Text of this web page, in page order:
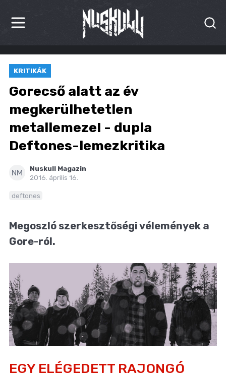
HÍREK
KRITIKÁK
BESZÁMOLÓK
INTERJÚK
PREMIEREK
KULT
MÁSVILÁG
KRITIKÁK
Gorecső alatt az év
megkerülhetetlen
metallemeze! - dupla
Deftones-lemezkritika
NM
Nuskull Magazin
2016. április 16.
deftones
Megoszló szerkesztőségi vélemények a
Gore-ról.
EGY ELÉGEDETT RAJONGÓ